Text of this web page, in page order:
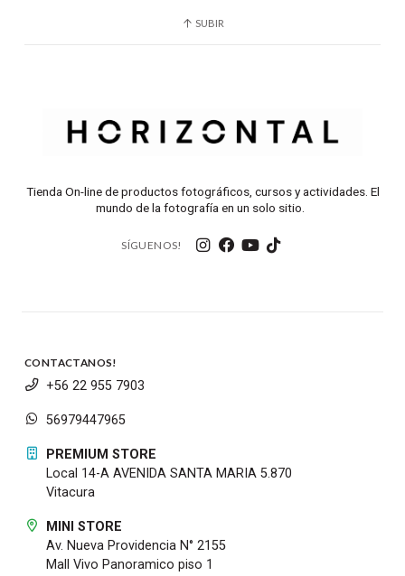
SUBIR
Tienda On-line de productos fotográficos, cursos y actividades. El
mundo de la fotografía en un solo sitio.
SÍGUENOS!
CONTACTANOS!
+56 22 955 7903
56979447965
PREMIUM STORE
Local 14-A AVENIDA SANTA MARIA 5.870
Vitacura
MINI STORE
Av. Nueva Providencia N° 2155
Mall Vivo Panoramico piso 1